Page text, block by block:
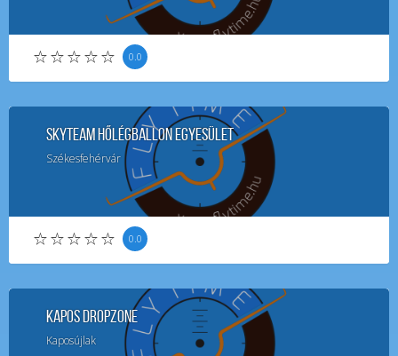
0.0
SkyTeam Hőlégballon Egyesület
Székesfehérvár
0.0
Kapos DropZone
Kaposújlak